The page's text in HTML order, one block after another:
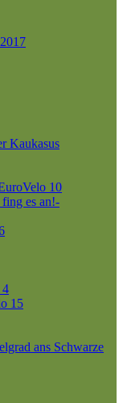
Kaukasus
10
es an!-
4
15
ans Schwarze